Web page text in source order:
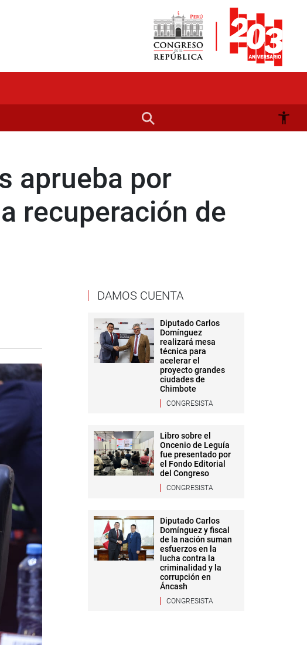
aprueba por
recuperación de
DAMOS CUENTA
Diputado Carlos
Domínguez
realizará mesa
técnica para
acelerar el
proyecto grandes
ciudades de
Chimbote
CONGRESISTA
Libro sobre el
Oncenio de Leguía
fue presentado por
el Fondo Editorial
del Congreso
CONGRESISTA
Diputado Carlos
Domínguez y fiscal
de la nación suman
esfuerzos en la
lucha contra la
criminalidad y la
corrupción en
Áncash
CONGRESISTA